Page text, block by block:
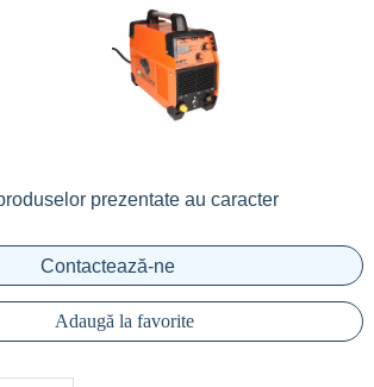
prezentate au caracter
Contactează-ne
Adaugă la favorite